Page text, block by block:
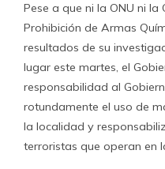
Pese a que ni la ONU ni
Prohibición de Armas
resultados de su
lugar este martes, el
responsabilidad al
rotundamente el uso de
la localidad y
terroristas que operan en